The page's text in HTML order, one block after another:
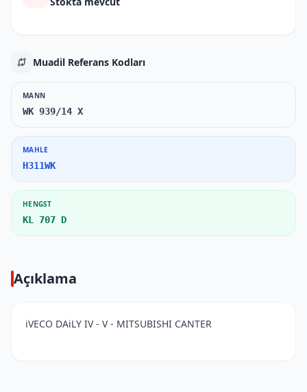
Muadil Referans Kodları
MANN
WK 939/14 X
MAHLE
H311WK
HENGST
KL 707 D
Açıklama
iVECO DAiLY IV - V - MITSUBISHI CANTER